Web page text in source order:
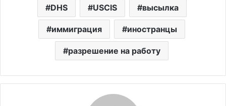
DHS USCIS высылка
иммиграция иностранцы
разрешение на работу